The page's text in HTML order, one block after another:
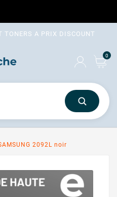
TONERS A PRIX DISCOUNT
0
2092L noir